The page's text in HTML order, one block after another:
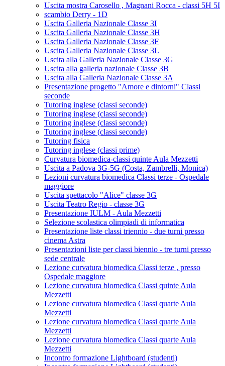
Uscita mostra Carosello , Magnani Rocca - classi 5H 5I
scambio Derry - 1D
Uscita Galleria Nazionale Classe 3I
Uscita Galleria Nazionale Classe 3H
Uscita Galleria Nazionale Classe 3F
Uscita Galleria Nazionale Classe 3L
Uscita alla Galleria Nazionale Classe 3G
Uscita alla galleria nazionale Classe 3B
Uscita alla Galleria Nazionale Classe 3A
Presentazione progetto "Amore e dintorni" Classi
seconde
Tutoring inglese (classi seconde)
Tutoring inglese (classi seconde)
Tutoring inglese (classi seconde)
Tutoring inglese (classi seconde)
Tutoring fisica
Tutoring inglese (classi prime)
Curvatura biomedica-classi quinte Aula Mezzetti
Uscita a Padova 3G-5G (Costa, Zambrelli, Monica)
Lezioni curvatura biomedica Classi terze - Ospedale
maggiore
Uscita spettacolo "Alice" classe 3G
Uscita Teatro Regio - classe 3G
Presentazione IULM - Aula Mezzetti
Selezione scolastica olimpiadi di informatica
Presentazione liste classi triennio - due turni presso
cinema Astra
Presentazioni liste per classi biennio - tre turni presso
sede centrale
Lezione curvatura biomedica Classi terze , presso
Ospedale maggiore
Lezione curvatura biomedica Classi quinte Aula
Mezzetti
Lezione curvatura biomedica Classi quarte Aula
Mezzetti
Lezione curvatura biomedica Classi quarte Aula
Mezzetti
Lezione curvatura biomedica Classi quarte Aula
Mezzetti
Incontro formazione Lightboard (studenti)